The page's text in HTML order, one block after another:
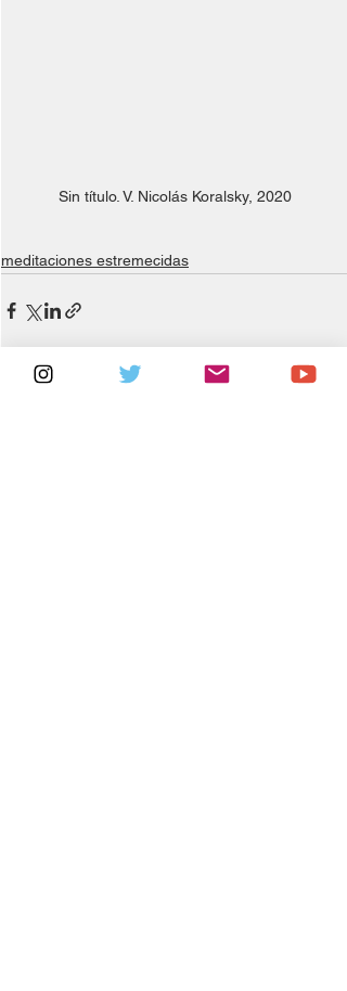
Sin título. V. Nicolás Koralsky, 2020
meditaciones estremecidas
Ver todo